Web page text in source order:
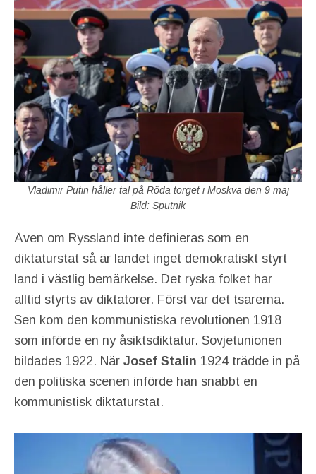
Vladimir Putin håller tal på Röda torget i Moskva den 9 maj
Bild: Sputnik
Även om Ryssland inte definieras som en
diktaturstat så är landet inget demokratiskt styrt
land i västlig bemärkelse. Det ryska folket har
alltid styrts av diktatorer. Först var det tsarerna.
Sen kom den kommunistiska revolutionen 1918
som införde en ny åsiktsdiktatur. Sovjetunionen
bildades 1922. När Josef Stalin 1924 trädde in på
den politiska scenen införde han snabbt en
kommunistisk diktaturstat.